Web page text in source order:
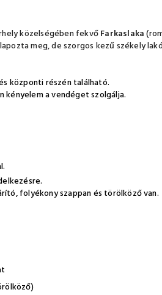
közelségében fekvőFarkaslaka
meg, de szorgos kezű székely
központi részén található.
kényelem a vendéget szolgálja.
folyékony szappan és törölköző van.